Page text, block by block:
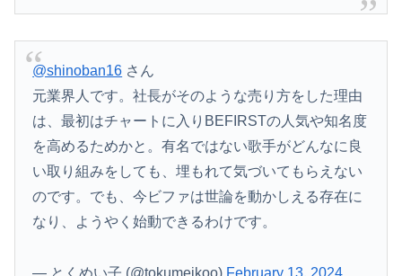
@shinoban16 さん
元業界人です。社長がそのような売り方をした理由
は、最初はチャートに入りBEFIRSTの人気や知名度
を高めるためかと。有名ではない歌手がどんなに良
い取り組みをしても、埋もれて気づいてもらえない
のです。でも、今ビファは世論を動かしえる存在に
なり、ようやく始動できるわけです。
— とくめい子 (@tokumeikoo) February 13, 2024